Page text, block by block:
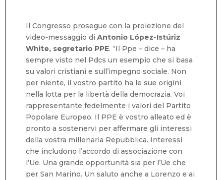
Il Congresso prosegue con la proiezione del
video-messaggio diAntonio López-Istúriz
White, segretario PPE. “Il Ppe – dice – ha
sempre visto nel Pdcs un esempio che si basa
su valori cristiani e sull’impegno sociale. Non
per niente, il vostro partito ha le sue origini
nella lotta per la libertà della democrazia. Voi
rappresentante fedelmente i valori del Partito
Popolare Europeo. Il PPE è vostro alleato ed è
pronto a sostenervi per affermare gli interessi
della vostra millenaria Repubblica. Interessi
che includono l’accordo di associazione con
l’Ue. Una grande opportunità sia per l’Ue che
per San Marino. Un saluto anche a Lorenzo e ai